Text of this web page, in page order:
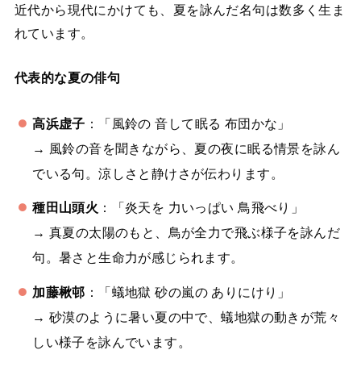
近代から現代にかけても、夏を詠んだ名句は数多く生ま
れています。
代表的な夏の俳句
高浜虚子 ：「風鈴の 音して眠る 布団かな」
→ 風鈴の音を聞きながら、夏の夜に眠る情景を詠ん
でいる句。涼しさと静けさが伝わります。
種田山頭火 ：「炎天を 力いっぱい 鳥飛べり」
→ 真夏の太陽のもと、鳥が全力で飛ぶ様子を詠んだ
句。暑さと生命力が感じられます。
加藤楸邨 ：「蟻地獄 砂の嵐の ありにけり」
→ 砂漠のように暑い夏の中で、蟻地獄の動きが荒々
しい様子を詠んでいます。